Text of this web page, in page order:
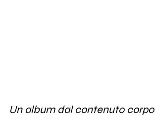
Un album dal contenuto